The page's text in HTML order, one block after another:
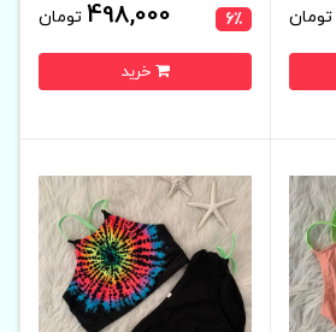
تومان 6٪ 498,000 تومان